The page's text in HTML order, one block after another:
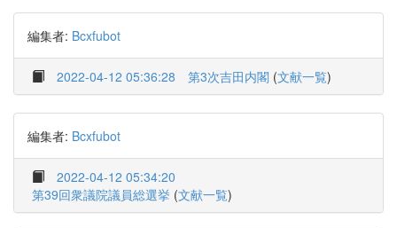
編集者: Bcxfubot
2022-04-12 05:36:28 第3次吉田内閣 (文献一覧)
編集者: Bcxfubot
2022-04-12 05:34:20
第39回衆議院議員総選挙 (文献一覧)